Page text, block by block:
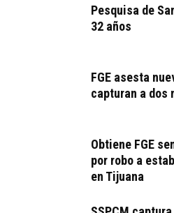
Pesquisa de
32 años
FGE asesta
capturan a dos
Obtiene FGE
por robo a
en Tijuana